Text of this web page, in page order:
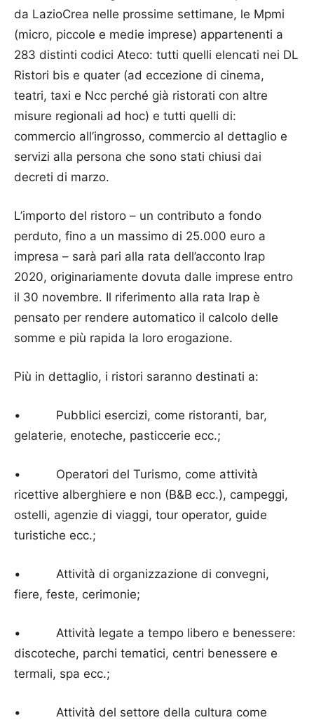
da LazioCrea nelle prossime settimane, le Mpmi
(micro, piccole e medie imprese) appartenenti a
283 distinti codici Ateco: tutti quelli elencati nei DL
Ristori bis e quater (ad eccezione di cinema,
teatri, taxi e Ncc perché già ristorati con altre
misure regionali ad hoc) e tutti quelli di:
commercio all’ingrosso, commercio al dettaglio e
servizi alla persona che sono stati chiusi dai
decreti di marzo.
L’importo del ristoro – un contributo a fondo
perduto, fino a un massimo di 25.000 euro a
impresa – sarà pari alla rata dell’acconto Irap
2020, originariamente dovuta dalle imprese entro
il 30 novembre. Il riferimento alla rata Irap è
pensato per rendere automatico il calcolo delle
somme e più rapida la loro erogazione.
Più in dettaglio, i ristori saranno destinati a:
• Pubblici esercizi, come ristoranti, bar,
gelaterie, enoteche, pasticcerie ecc.;
• Operatori del Turismo, come attività
ricettive alberghiere e non (B&B ecc.), campeggi,
ostelli, agenzie di viaggi, tour operator, guide
turistiche ecc.;
• Attività di organizzazione di convegni,
fiere, feste, cerimonie;
• Attività legate a tempo libero e benessere:
discoteche, parchi tematici, centri benessere e
termali, spa ecc.;
• Attività del settore della cultura come